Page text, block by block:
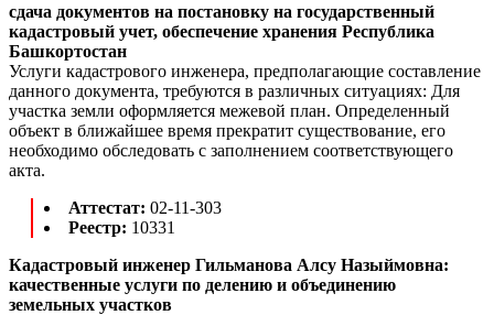
сдача документов на постановку на государственный
кадастровый учет, обеспечение хранения Республика
Башкортостан
Услуги кадастрового инженера, предполагающие составление
данного документа, требуются в различных ситуациях: Для
участка земли оформляется межевой план. Определенный
объект в ближайшее время прекратит существование, его
необходимо обследовать с заполнением соответствующего
акта.
Аттестат: 02-11-303
Реестр: 10331
Кадастровый инженер Гильманова Алсу Назыймовна:
качественные услуги по делению и объединению
земельных участков